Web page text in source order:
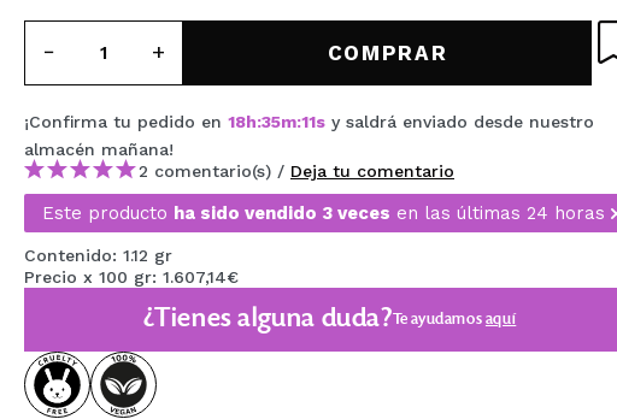
MAQUIFARMA
TRAVEL SIZE
NATURE
OFERTAS
OUTLET
¡HAN VUELTO!
PRÓXIMAMENTE
COMPRAR
¡Confirma tu pedido en 18h:35m:10s y saldrá enviado desde nuestro
almacén mañana!
2 comentario(s) / Deja tu comentario
Este producto ha sido vendido 3 veces en las últimas 24 horas
Contenido: 1.12 gr
Precio x 100 gr: 1.607,14€
¿Tienes alguna duda?Te ayudamosaquí